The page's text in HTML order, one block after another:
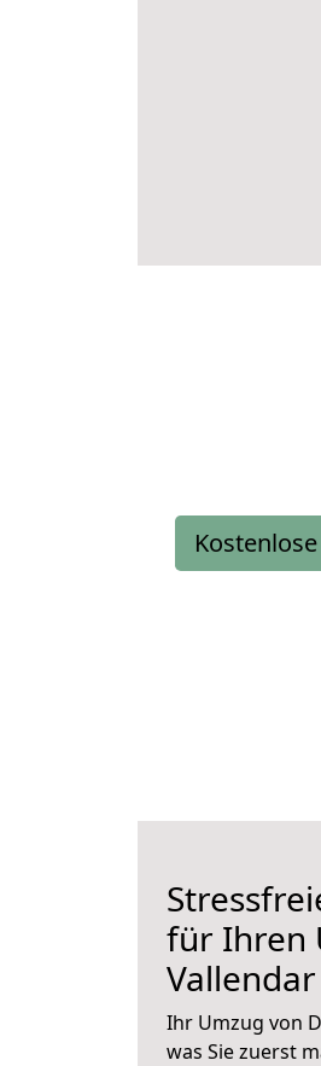
für Ihren
Vallendar
Ihr Umzug von
was Sie zuerst